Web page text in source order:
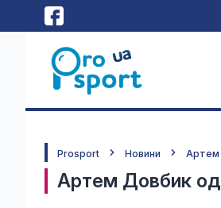
Prosport Новини Артем
Артем Довбик